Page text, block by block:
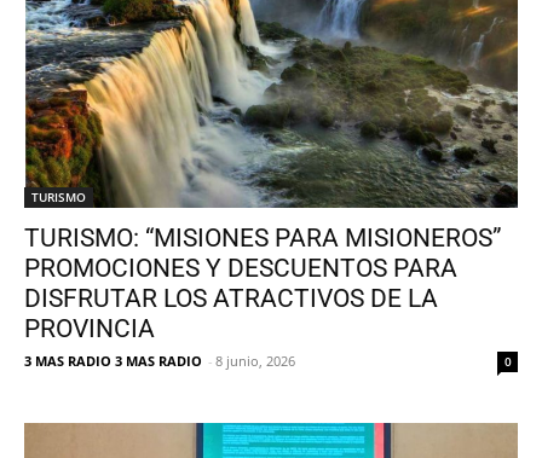
TURISMO
TURISMO: “MISIONES PARA MISIONEROS”
PROMOCIONES Y DESCUENTOS PARA
DISFRUTAR LOS ATRACTIVOS DE LA
PROVINCIA
3 MAS RADIO 3 MAS RADIO - 8 junio, 2026 0